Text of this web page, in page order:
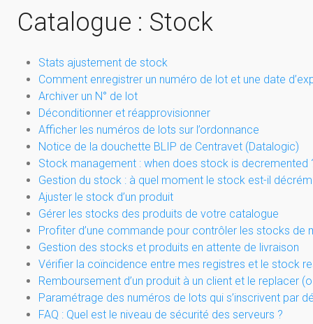
Catalogue : Stock
Stats ajustement de stock
Comment enregistrer un numéro de lot et une date
Archiver un N° de lot
Déconditionner et réapprovisionner
Afficher les numéros de lots sur l’ordonnance
Notice de la douchette BLIP de Centravet (Datalogic)
Stock management : when does stock is decremented
Gestion du stock : à quel moment le stock est-il
Ajuster le stock d’un produit
Gérer les stocks des produits de votre catalogue
Profiter d’une commande pour contrôler les stocks de
Gestion des stocks et produits en attente de livraison
Vérifier la coïncidence entre mes registres et le stock
Remboursement d’un produit à un client et le replacer
Paramétrage des numéros de lots qui s’inscrivent par
FAQ : Quel est le niveau de sécurité des serveurs ?